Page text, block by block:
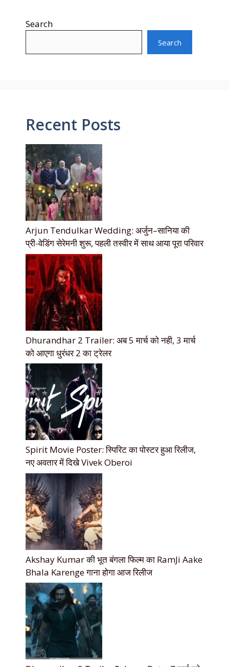
Search
Search
Recent Posts
Arjun Tendulkar Wedding: अर्जुन–सानिया की
प्री-वेडिंग सेरेमनी शुरू, पहली तस्वीर में साथ आया पूरा परिवार
Dhurandhar 2 Trailer: अब 5 मार्च को नही, 3 मार्च
को आएगा धुरंधर 2 का ट्रेलर
Spirit Movie Poster: स्पिरिट का पोस्टर हुआ रिलीज,
नए अवतार में दिखे Vivek Oberoi
Akshay Kumar की भूत बंगला फिल्म का RamJi Aake
Bhala Karenge गाना होगा आज रिलीज